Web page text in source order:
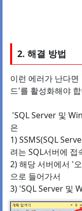
2. 해결 방법
이런 에러가 난다
드'를 활성화해야
'SQL Server 및
은
1) SSMS(SQL
려는 SQL서버에 접
2) 해당 서버에서 '
으로 들어가서
3) 'SQL Server 및